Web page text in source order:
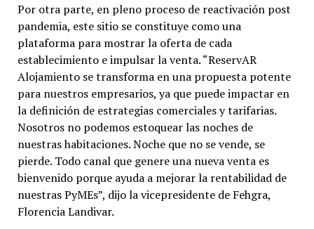
Por otra parte, en pleno proceso de reactivación post
pandemia, este sitio se constituye como una
plataforma para mostrar la oferta de cada
establecimiento e impulsar la venta. “ReservAR
Alojamiento se transforma en una propuesta potente
para nuestros empresarios, ya que puede impactar en
la definición de estrategias comerciales y tarifarias.
Nosotros no podemos estoquear las noches de
nuestras habitaciones. Noche que no se vende, se
pierde. Todo canal que genere una nueva venta es
bienvenido porque ayuda a mejorar la rentabilidad de
nuestras PyMEs”, dijo la vicepresidente de Fehgra,
Florencia Landivar.